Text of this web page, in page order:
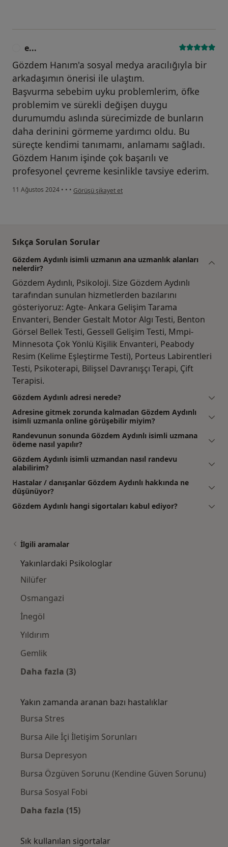
e...
Gözdem Hanım'a sosyal medya aracılığıyla bir
arkadaşımın önerisi ile ulaştım.
Başvurma sebebim uyku problemlerim, öfke
problemim ve sürekli değişen duygu
durumumdu aslında sürecimizde de bunların
daha derinini görmeme yardımcı oldu. Bu
süreçte kendimi tanımamı, anlamamı sağladı.
Gözdem Hanım işinde çok başarılı ve
profesyonel çevreme kesinlikle tavsiye ederim.
11 Ağustos 2024 • • • kullanıcının görüşüne göre e...
Görüşü şikayet et
Sıkça Sorulan Sorular
Gözdem Aydınlı isimli uzmanın ana uzmanlık alanları
nelerdir?
Gözdem Aydınlı, Psikoloji. Size Gözdem Aydınlı
tarafından sunulan hizmetlerden bazılarını
gösteriyoruz: Agte- Ankara Gelişim Tarama
Envanteri, Bender Gestalt Motor Algı Testi, Benton
Görsel Bellek Testi, Gessell Gelişim Testi, Mmpi-
Minnesota Çok Yönlü Kişilik Envanteri, Peabody
Resim (Kelime Eşleştirme Testi), Porteus Labirentleri
Testi, Psikoterapi, Bilişsel Davranışçı Terapi, Çift
Terapisi.
Gözdem Aydınlı adresi nerede?
Adresine gitmek zorunda kalmadan Gözdem Aydınlı
isimli uzmanla online görüşebilir miyim?
Randevunun sonunda Gözdem Aydınlı isimli uzmana
ödeme nasıl yapılır?
Gözdem Aydınlı isimli uzmandan nasıl randevu
alabilirim?
Hastalar / danışanlar Gözdem Aydınlı hakkında ne
düşünüyor?
Gözdem Aydınlı hangi sigortaları kabul ediyor?
İlgili aramalar
Yakınlardaki Psikologlar
Nilüfer
Osmangazi
İnegöl
Yıldırım
Gemlik
Daha fazla (3)
Yakın zamanda aranan bazı hastalıklar
Bursa Stres
Bursa Aile İçi İletişim Sorunları
Bursa Depresyon
Bursa Özgüven Sorunu (Kendine Güven Sorunu)
Bursa Sosyal Fobi
Daha fazla (15)
Sık kullanılan sigortalar